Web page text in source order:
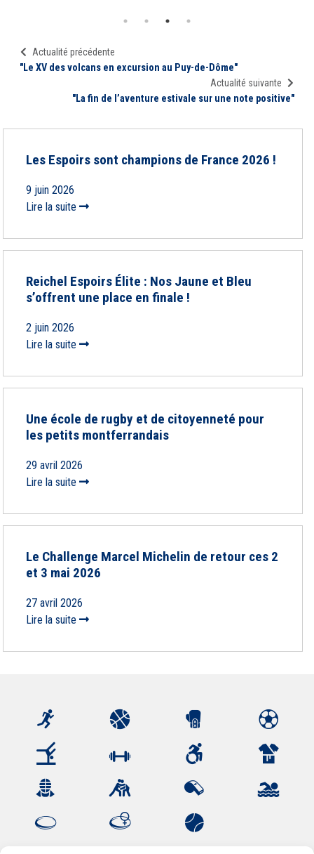
Actualité précédente
"Le XV des volcans en excursion au Puy-de-Dôme"
Actualité suivante
"La fin de l’aventure estivale sur une note positive"
Les Espoirs sont champions de France 2026 !
9 juin 2026
Lire la suite
Reichel Espoirs Élite : Nos Jaune et Bleu
s’offrent une place en finale !
2 juin 2026
Lire la suite
Une école de rugby et de citoyenneté pour
les petits montferrandais
29 avril 2026
Lire la suite
Le Challenge Marcel Michelin de retour ces 2
et 3 mai 2026
27 avril 2026
Lire la suite